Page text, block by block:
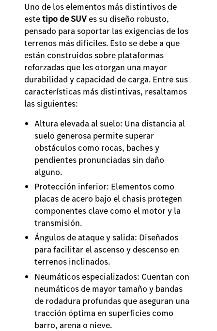
Uno de los elementos más distintivos de
estetipo de SUV es su diseño robusto,
pensado para soportar las exigencias de los
terrenos más difíciles. Esto se debe a que
están construidos sobre plataformas
reforzadas que les otorgan una mayor
durabilidad y capacidad de carga. Entre sus
características más distintivas, resaltamos
las siguientes:
Altura elevada al suelo: Una distancia al
suelo generosa permite superar
obstáculos como rocas, baches y
pendientes pronunciadas sin daño
alguno.
Protección inferior: Elementos como
placas de acero bajo el chasis protegen
componentes clave como el motor y la
transmisión.
Ángulos de ataque y salida: Diseñados
para facilitar el ascenso y descenso en
terrenos inclinados.
Neumáticos especializados: Cuentan con
neumáticos de mayor tamaño y bandas
de rodadura profundas que aseguran una
tracción óptima en superficies como
barro, arena o nieve.